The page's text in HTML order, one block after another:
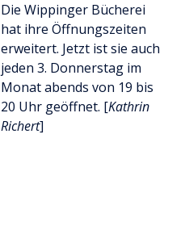
Die Wippinger Bücherei
hat ihre Öffnungszeiten
erweitert. Jetzt ist sie auch
jeden 3. Donnerstag im
Monat abends von 19 bis
20 Uhr geöffnet. [Kathrin
Richert]